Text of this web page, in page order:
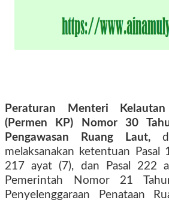
Peraturan Menteri
(Permen KP) Nomor 30
Pengawasan Ruang Laut,
melaksanakan ketentuan Pasal
217 ayat (7), dan Pasal 222
Pemerintah Nomor 21
Penyelenggaraan Penataan